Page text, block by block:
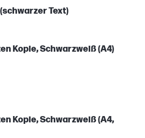
Text)
Kopie, Schwarzweiß (A4)
Kopie, Schwarzweiß (A4,